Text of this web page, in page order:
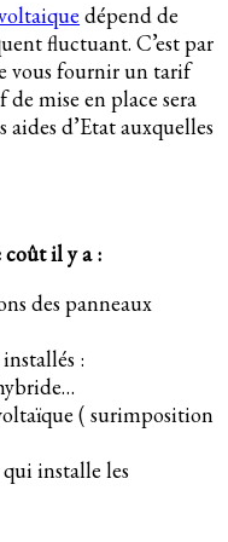
dépend de
fluctuant. C’est par
vous fournir un tarif
mise en place sera
d’Etat auxquelles
coût il y a :
des panneaux
:
( surimposition
installe les